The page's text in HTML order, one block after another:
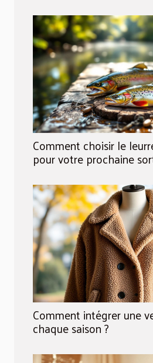
Comment choisir le
pour votre prochaine
Comment intégrer une
chaque saison ?